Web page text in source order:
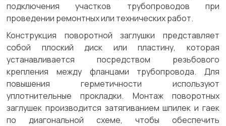
подключения участков трубопроводов при
проведении ремонтных или технических работ.
Конструкция поворотной заглушки представляет
собой плоский диск или пластину, которая
устанавливается посредством резьбового
крепления между фланцами трубопровода. Для
повышения герметичности используют
уплотнительные прокладки. Монтаж поворотных
заглушек производится затягиванием шпилек и гаек
по диагональной схеме, чтобы обеспечить